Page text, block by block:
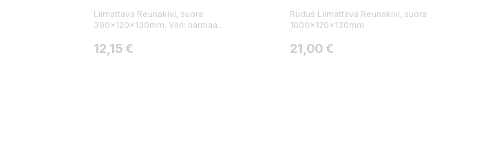
Liimattava Reunakivi, suora
390x120x130mm. Väri: harmaa....
Hinta
12,15 €
Rudus Liimattava Reunakivi, suora
1000x120x130mm
Hinta
21,00 €